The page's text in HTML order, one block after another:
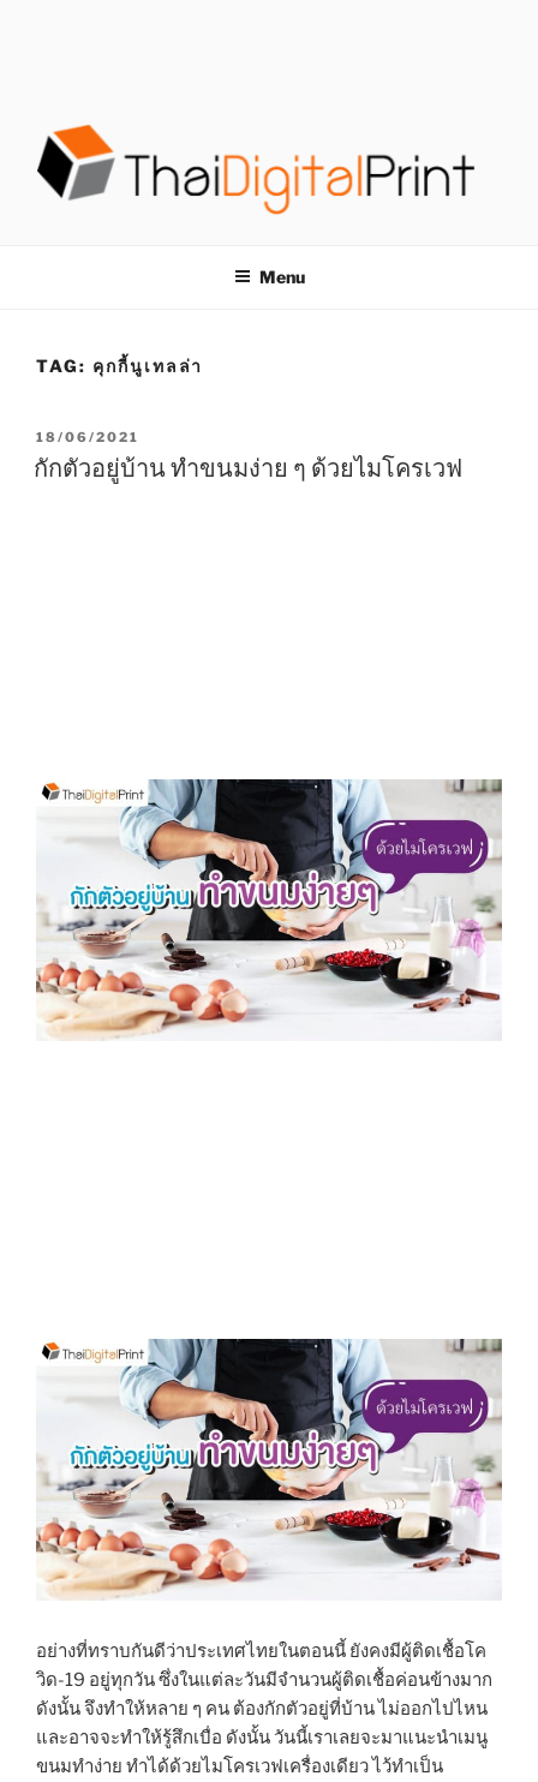
THAIDIGITALPRINT
Menu
TAG: คุกกี้นูเทลล่า
P
O
S
18/06/2021
กักตัวอยู่บ้าน ทำขนมง่าย ๆ ด้วยไมโครเวฟ
อย่างที่ทราบกันดีว่าประเทศไทยในตอนนี้ ยังคงมีผู้ติดเชื้อโค
วิด-19 อยู่ทุกวัน ซึ่งในแต่ละวันมีจำนวนผู้ติดเชื้อค่อนข้างมาก
ดังนั้น จึงทำให้หลาย ๆ คน ต้องกักตัวอยู่ที่บ้าน ไม่ออกไปไหน
และอาจจะทำให้รู้สึกเบื่อ ดังนั้น วันนี้เราเลยจะมาแนะนำเมนู
ขนมทำง่าย ทำได้ด้วยไมโครเวฟเครื่องเดียว ไว้ทำเป็น